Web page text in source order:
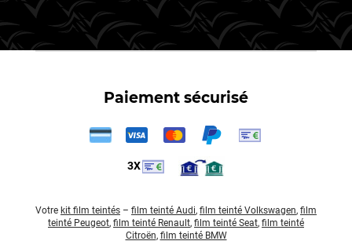
Paiement sécurisé
3X
Votre kit film teintés – film teinté Audi, film teinté Volkswagen, film
teinté Peugeot, film teinté Renault, film teinté Seat, film teinté
Citroën, film teinté BMW